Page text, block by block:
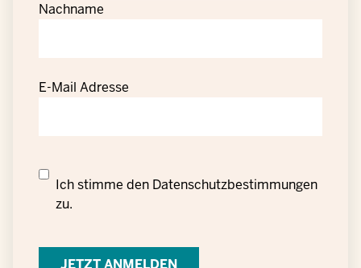
Nachname
E-Mail Adresse
Datenschutzrechtliche
Einwilligung
personenbezogener
Ich stimme den Datenschutzbestimmungen
zu.